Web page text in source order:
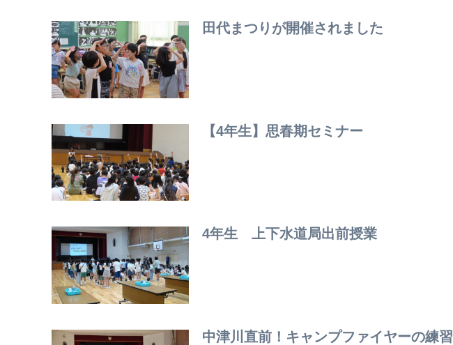
田代まつりが開催されました
【4年生】思春期セミナー
4年生 上下水道局出前授業
中津川直前！キャンプファイヤーの練習